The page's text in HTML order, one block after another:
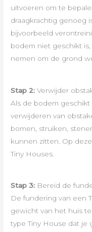
uitvoeren om te
draagkrachtig genoeg
bijvoorbeeld
bodem niet geschikt
nemen om de grond
Stap 2: Verwijder
Als de bodem
verwijderen van
bomen, struiken,
kunnen zitten. Op
Tiny Houses.
Stap 3: Bereid de
De fundering van een
gewicht van het huis
type Tiny House dat je